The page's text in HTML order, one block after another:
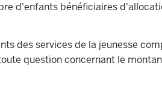
d'enfants bénéficiaires
des services de la jeunesse
question concernant le